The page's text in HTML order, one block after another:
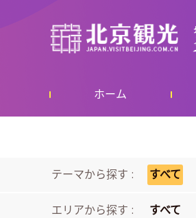
ホーム
テーマから探す : すべて
エリアから探す : すべて